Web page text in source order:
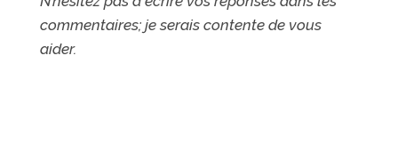
commentaires; je serais contente de vous
aider.